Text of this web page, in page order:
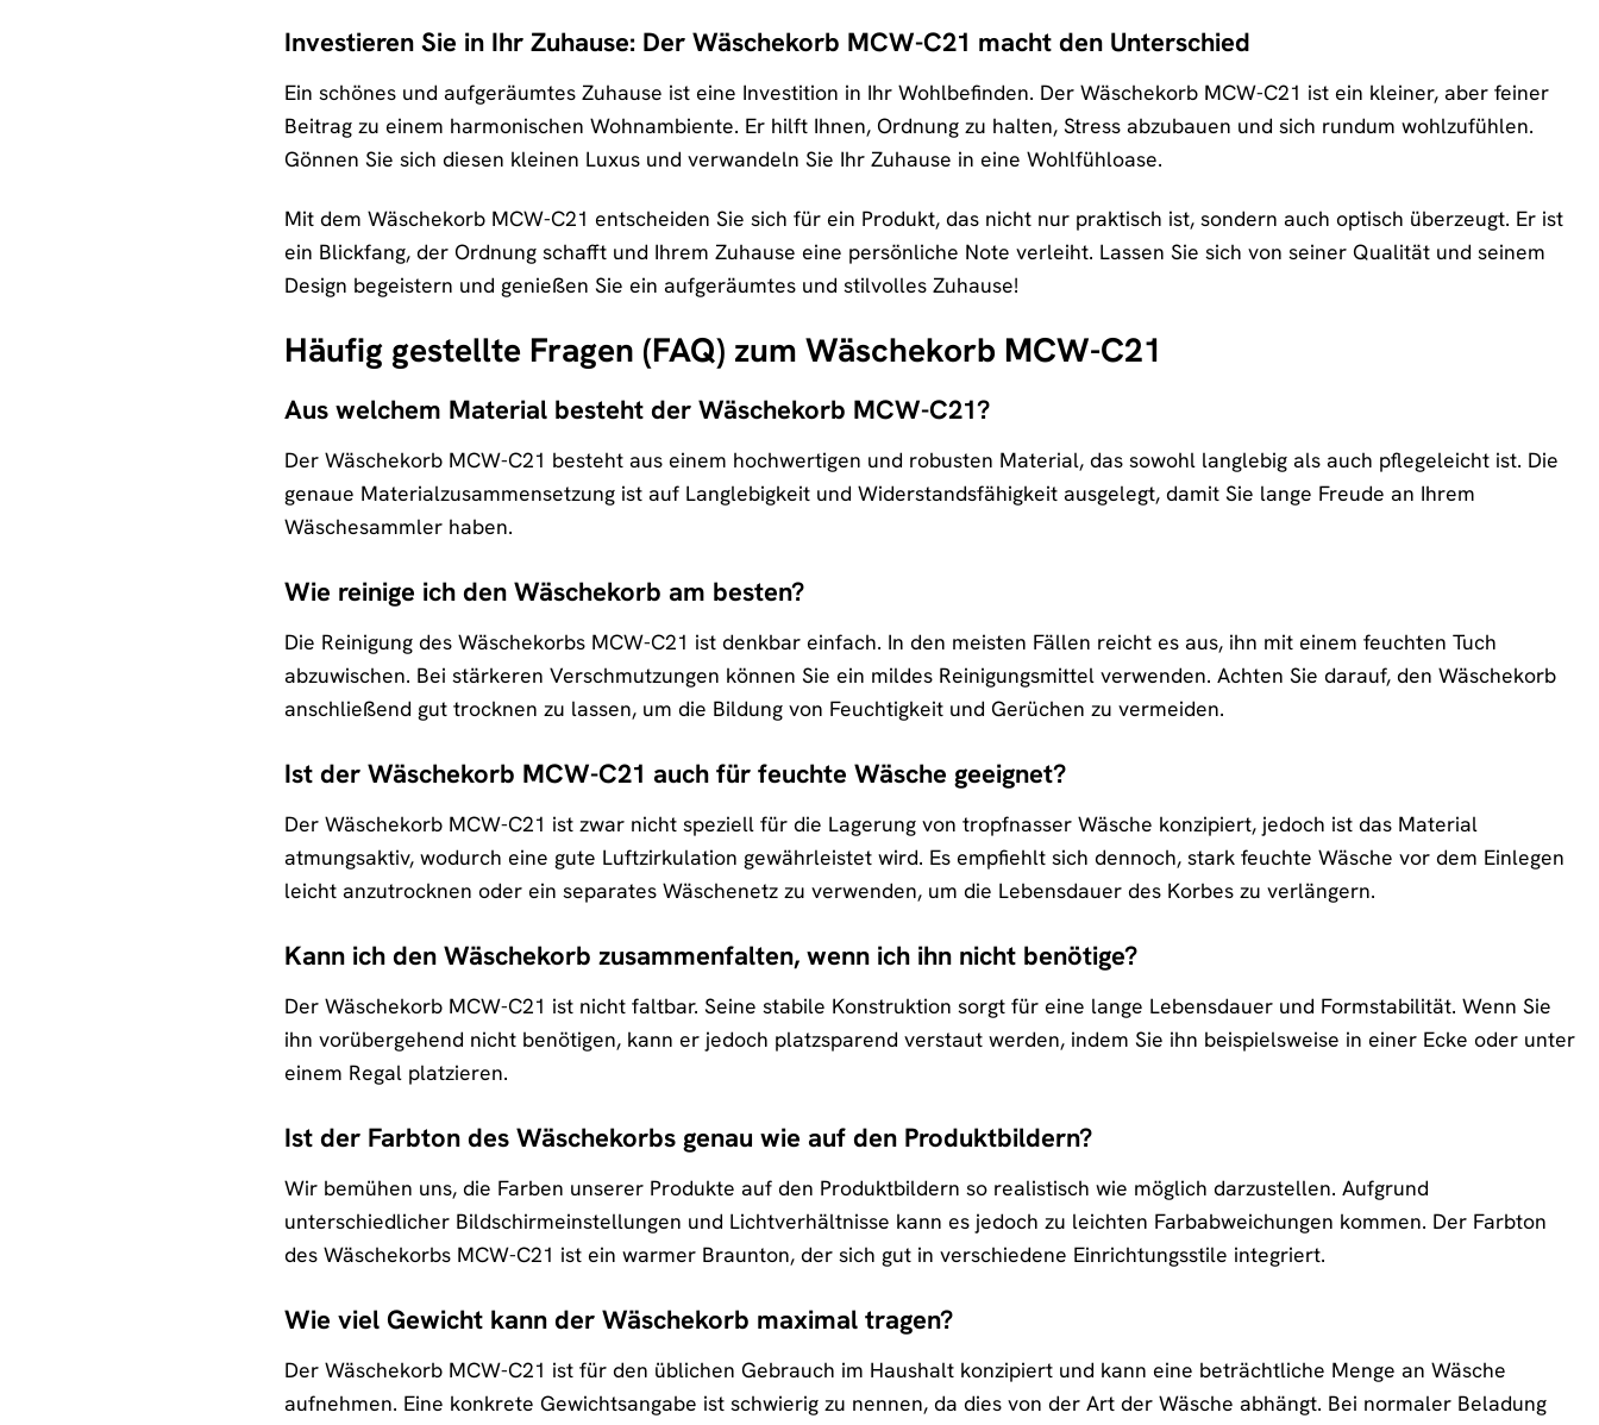
Investieren Sie in Ihr Zuhause: Der Wäschekorb MCW-C21 macht den Unterschied
Ein schönes und aufgeräumtes Zuhause ist eine Investition in Ihr Wohlbefinden. Der Wäschekorb MCW-C21 ist ein kleiner, aber feiner
Beitrag zu einem harmonischen Wohnambiente. Er hilft Ihnen, Ordnung zu halten, Stress abzubauen und sich rundum wohlzufühlen.
Gönnen Sie sich diesen kleinen Luxus und verwandeln Sie Ihr Zuhause in eine Wohlfühloase.
Mit dem Wäschekorb MCW-C21 entscheiden Sie sich für ein Produkt, das nicht nur praktisch ist, sondern auch optisch überzeugt. Er ist
ein Blickfang, der Ordnung schafft und Ihrem Zuhause eine persönliche Note verleiht. Lassen Sie sich von seiner Qualität und seinem
Design begeistern und genießen Sie ein aufgeräumtes und stilvolles Zuhause!
Häufig gestellte Fragen (FAQ) zum Wäschekorb MCW-C21
Aus welchem Material besteht der Wäschekorb MCW-C21?
Der Wäschekorb MCW-C21 besteht aus einem hochwertigen und robusten Material, das sowohl langlebig als auch pflegeleicht ist. Die
genaue Materialzusammensetzung ist auf Langlebigkeit und Widerstandsfähigkeit ausgelegt, damit Sie lange Freude an Ihrem
Wäschesammler haben.
Wie reinige ich den Wäschekorb am besten?
Die Reinigung des Wäschekorbs MCW-C21 ist denkbar einfach. In den meisten Fällen reicht es aus, ihn mit einem feuchten Tuch
abzuwischen. Bei stärkeren Verschmutzungen können Sie ein mildes Reinigungsmittel verwenden. Achten Sie darauf, den Wäschekorb
anschließend gut trocknen zu lassen, um die Bildung von Feuchtigkeit und Gerüchen zu vermeiden.
Ist der Wäschekorb MCW-C21 auch für feuchte Wäsche geeignet?
Der Wäschekorb MCW-C21 ist zwar nicht speziell für die Lagerung von tropfnasser Wäsche konzipiert, jedoch ist das Material
atmungsaktiv, wodurch eine gute Luftzirkulation gewährleistet wird. Es empfiehlt sich dennoch, stark feuchte Wäsche vor dem Einlegen
leicht anzutrocknen oder ein separates Wäschenetz zu verwenden, um die Lebensdauer des Korbes zu verlängern.
Kann ich den Wäschekorb zusammenfalten, wenn ich ihn nicht benötige?
Der Wäschekorb MCW-C21 ist nicht faltbar. Seine stabile Konstruktion sorgt für eine lange Lebensdauer und Formstabilität. Wenn Sie
ihn vorübergehend nicht benötigen, kann er jedoch platzsparend verstaut werden, indem Sie ihn beispielsweise in einer Ecke oder unter
einem Regal platzieren.
Ist der Farbton des Wäschekorbs genau wie auf den Produktbildern?
Wir bemühen uns, die Farben unserer Produkte auf den Produktbildern so realistisch wie möglich darzustellen. Aufgrund
unterschiedlicher Bildschirmeinstellungen und Lichtverhältnisse kann es jedoch zu leichten Farbabweichungen kommen. Der Farbton
des Wäschekorbs MCW-C21 ist ein warmer Braunton, der sich gut in verschiedene Einrichtungsstile integriert.
Wie viel Gewicht kann der Wäschekorb maximal tragen?
Der Wäschekorb MCW-C21 ist für den üblichen Gebrauch im Haushalt konzipiert und kann eine beträchtliche Menge an Wäsche
aufnehmen. Eine konkrete Gewichtsangabe ist schwierig zu nennen, da dies von der Art der Wäsche abhängt. Bei normaler Beladung